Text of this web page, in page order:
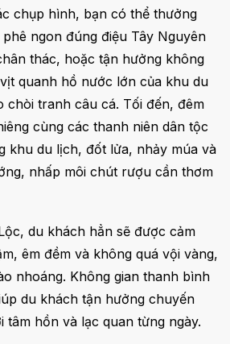
chụp hình, bạn có thể thưởng
ngon đúng điệu Tây Nguyên
thác, hoặc tận hưởng không
quanh hồ nước lớn của khu du
chòi tranh câu cá. Tối đến, đêm
cùng các thanh niên dân tộc
khu du lịch, đốt lửa, nhảy múa và
nhấp môi chút rượu cần thơm
du khách hẳn sẽ được cảm
êm đềm và không quá vội vàng,
nhoáng. Không gian thanh bình
du khách tận hưởng chuyến
tâm hồn và lạc quan từng ngày.